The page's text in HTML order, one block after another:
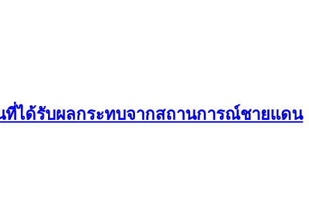
ที่ได้รับผลกระทบจากสถานการณ์ชายแดน